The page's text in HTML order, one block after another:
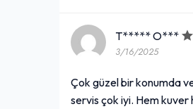
T***** O***
3/16/2025
Çok güzel bir konumda
servis çok iyi. Hem kuver